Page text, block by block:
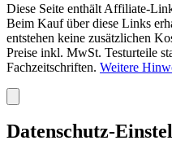
Diese Seite enthält Affiliate-
Beim Kauf über diese Links
entstehen keine zusätzlichen
Preise inkl. MwSt. Testurteile
Fachzeitschriften. Weitere
Datenschutz-